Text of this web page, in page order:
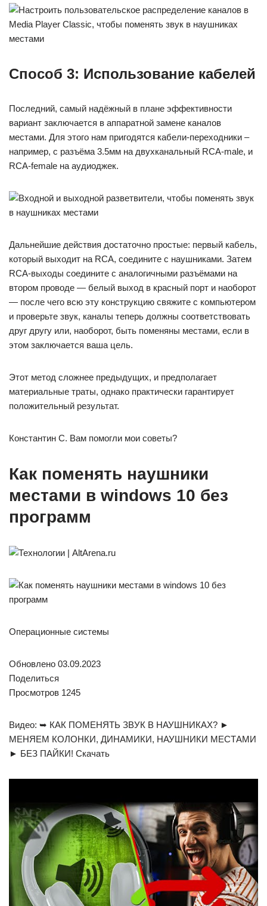
Способ 3: Использование кабелей
Последний, самый надёжный в плане эффективности
вариант заключается в аппаратной замене каналов
местами. Для этого нам пригодятся кабели-переходники –
например, с разъёма 3.5мм на двухканальный RCA-male, и
RCA-female на аудиоджек.
Дальнейшие действия достаточно простые: первый кабель,
который выходит на RCA, соедините с наушниками. Затем
RCA-выходы соедините с аналогичными разъёмами на
втором проводе — белый выход в красный порт и наоборот
— после чего всю эту конструкцию свяжите с компьютером
и проверьте звук, каналы теперь должны соответствовать
друг другу или, наоборот, быть поменяны местами, если в
этом заключается ваша цель.
Этот метод сложнее предыдущих, и предполагает
материальные траты, однако практически гарантирует
положительный результат.
Константин С. Вам помогли мои советы?
Как поменять наушники
местами в windows 10 без
программ
Операционные системы
Обновлено 03.09.2023
Поделиться
Просмотров 1245
Видео: ➥ КАК ПОМЕНЯТЬ ЗВУК В НАУШНИКАХ? ►
МЕНЯЕМ КОЛОНКИ, ДИНАМИКИ, НАУШНИКИ МЕСТАМИ
► БЕЗ ПАЙКИ! Скачать